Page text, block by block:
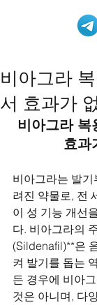
비아그라
서 효과가
비아그라 복
효과
비아그라는 발
려진 약물로, 전
이 성 기능 개선
다. 비아그라의
(Sildenafil)**은
켜 발기를 돕는
든 경우에 비아
것은 아니며, 다